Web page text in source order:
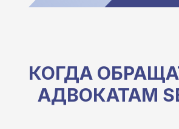
КОГДА
АДВОКАТАМ